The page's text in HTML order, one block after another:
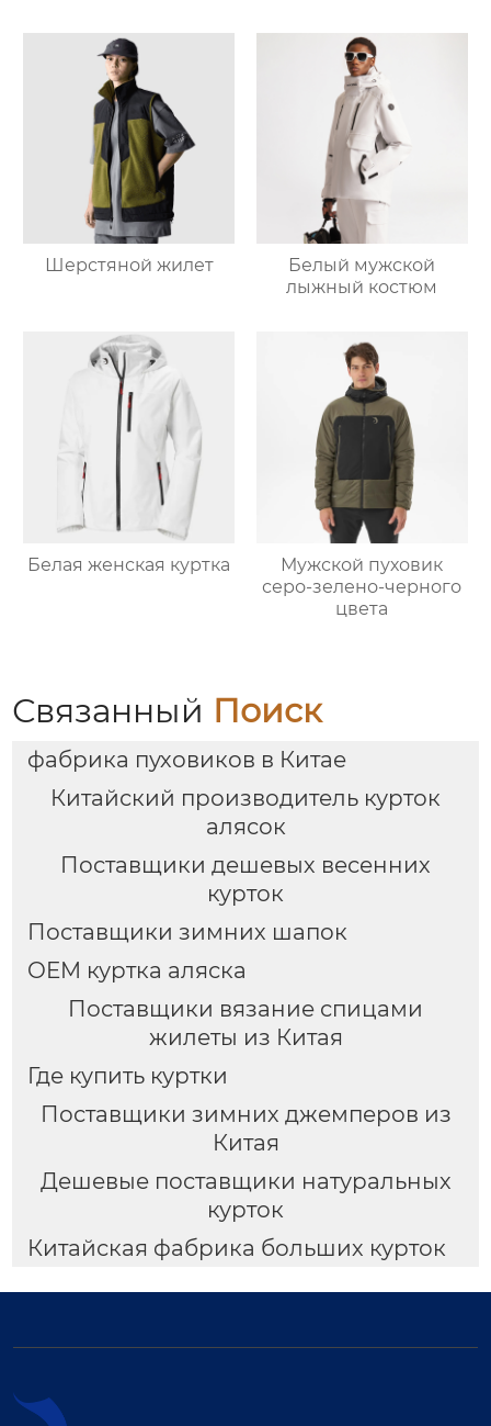
цвета
Шерстяной жилет
Белый мужской
лыжный костюм
Белая женская куртка
Мужской пуховик
серо-зелено-черного
цвета
Связанный Поиск
фабрика пуховиков в Китае
Китайский производитель курток
алясок
Поставщики дешевых весенних
курток
Поставщики зимних шапок
OEM куртка аляска
Поставщики вязание спицами
жилеты из Китая
Где купить куртки
Поставщики зимних джемперов из
Китая
Дешевые поставщики натуральных
курток
Китайская фабрика больших курток